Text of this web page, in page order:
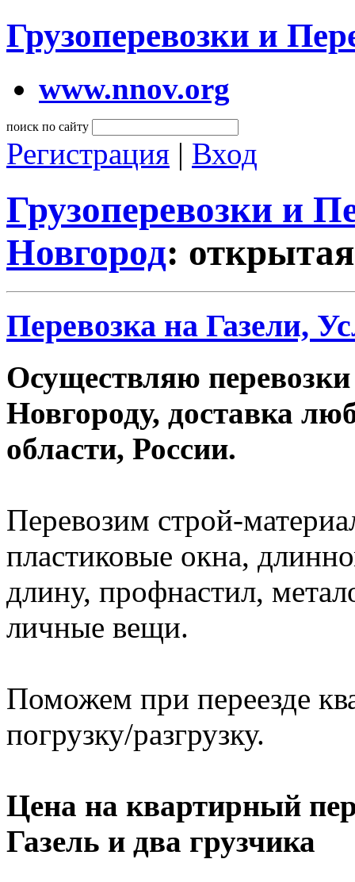
Грузоперевозки и
www.nnov.org
поиск по сайту
Регистрация | Вход
Грузоперевозки и
Новгород: открытая
Перевозка на Газели,
Осуществляю
Новгороду, доставка
области, России.
Перевозим строй-
пластиковые окна,
длину, профнастил,
личные вещи.
Поможем при переезде
погрузку/разгрузку.
Цена на квартирный
Газель и два грузчика